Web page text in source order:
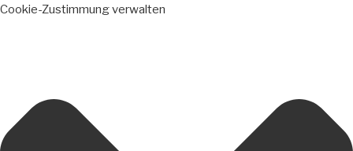
Cookie-Zustimmung verwalten